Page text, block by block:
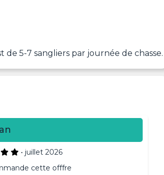
de 5-7 sangliers par journée de chasse.
• juillet 2026
cette offfre